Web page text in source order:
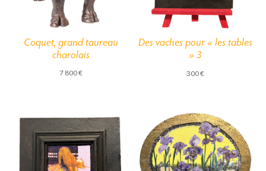
Coquet, grand taureau
charolais
7 800€
Des vaches pour « les tables
» 3
300€